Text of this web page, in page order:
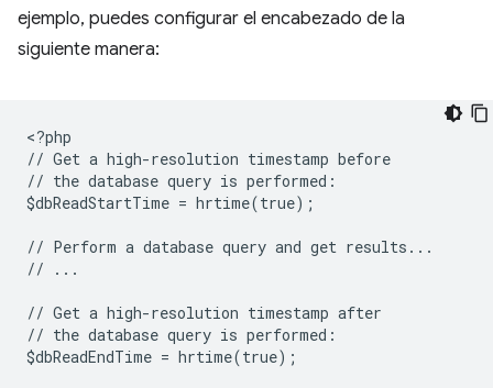
ejemplo, puedes configurar el encabezado de la
siguiente manera:
<?php
// Get a high-resolution timestamp before
// the database query is performed:
$dbReadStartTime = hrtime(true);
// Perform a database query and get results...
// ...
// Get a high-resolution timestamp after
// the database query is performed:
$dbReadEndTime = hrtime(true);